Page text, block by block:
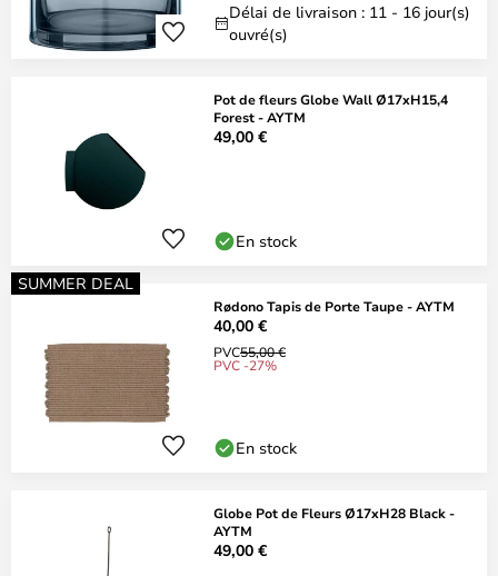
Délai de livraison : 11 - 16 jour(s)
ouvré(s)
Pot de fleurs Globe Wall Ø17xH15,4
Forest - AYTM
49,00 €
En stock
SUMMER DEAL
Rødono Tapis de Porte Taupe - AYTM
40,00 €
PVC55,00 €
PVC -27%
En stock
Globe Pot de Fleurs Ø17xH28 Black -
AYTM
49,00 €